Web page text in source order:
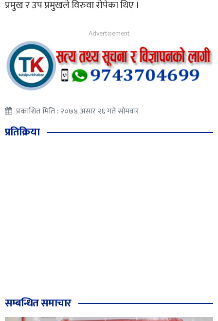
प्रमुख र उप प्रमुखले विरुवा रोपेका थिए ।
प्रकाशित मिति : २०७४ असार २६ गते सोमवार
प्रतिक्रिया
सम्बन्धित समाचार